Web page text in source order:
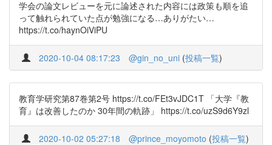
学会の論文レビューを元に論述された内容には政策も順を追
って触れられていた点が勉強になる…ありがたい…
https://t.co/haynOiViPU
2020-10-04 08:17:23 @gin_no_uni (投稿一覧)
教育学研究第87巻第2号 https://t.co/FEt3vJDC1T 「大学『教
育』は改善したのか 30年間の軌跡」 https://t.co/uzS9d6Y9zl
2020-10-02 05:27:18 @prince_moyomoto (投稿一覧)